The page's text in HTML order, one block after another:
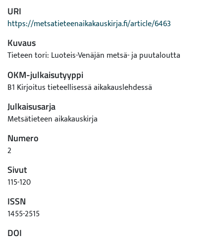
URI
https://metsatieteenaikakauskirja.fi/article/6463
Kuvaus
Tieteen tori: Luoteis-Venäjän metsä- ja puutaloutta
OKM-julkaisutyyppi
B1 Kirjoitus tieteellisessä aikakauslehdessä
Julkaisusarja
Metsätieteen aikakauskirja
Numero
2
Sivut
115-120
ISSN
1455-2515
DOI